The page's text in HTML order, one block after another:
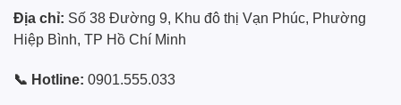
Địa chỉ: Số 38 Đường 9, Khu đô thị Vạn Phúc, Phường
Hiệp Bình, TP Hồ Chí Minh
📞 Hotline: 0901.555.033